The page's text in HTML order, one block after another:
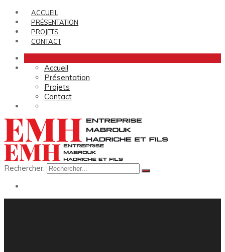
ACCUEIL
PRÉSENTATION
PROJETS
CONTACT
Accueil
Présentation
Projets
Contact
Rechercher: